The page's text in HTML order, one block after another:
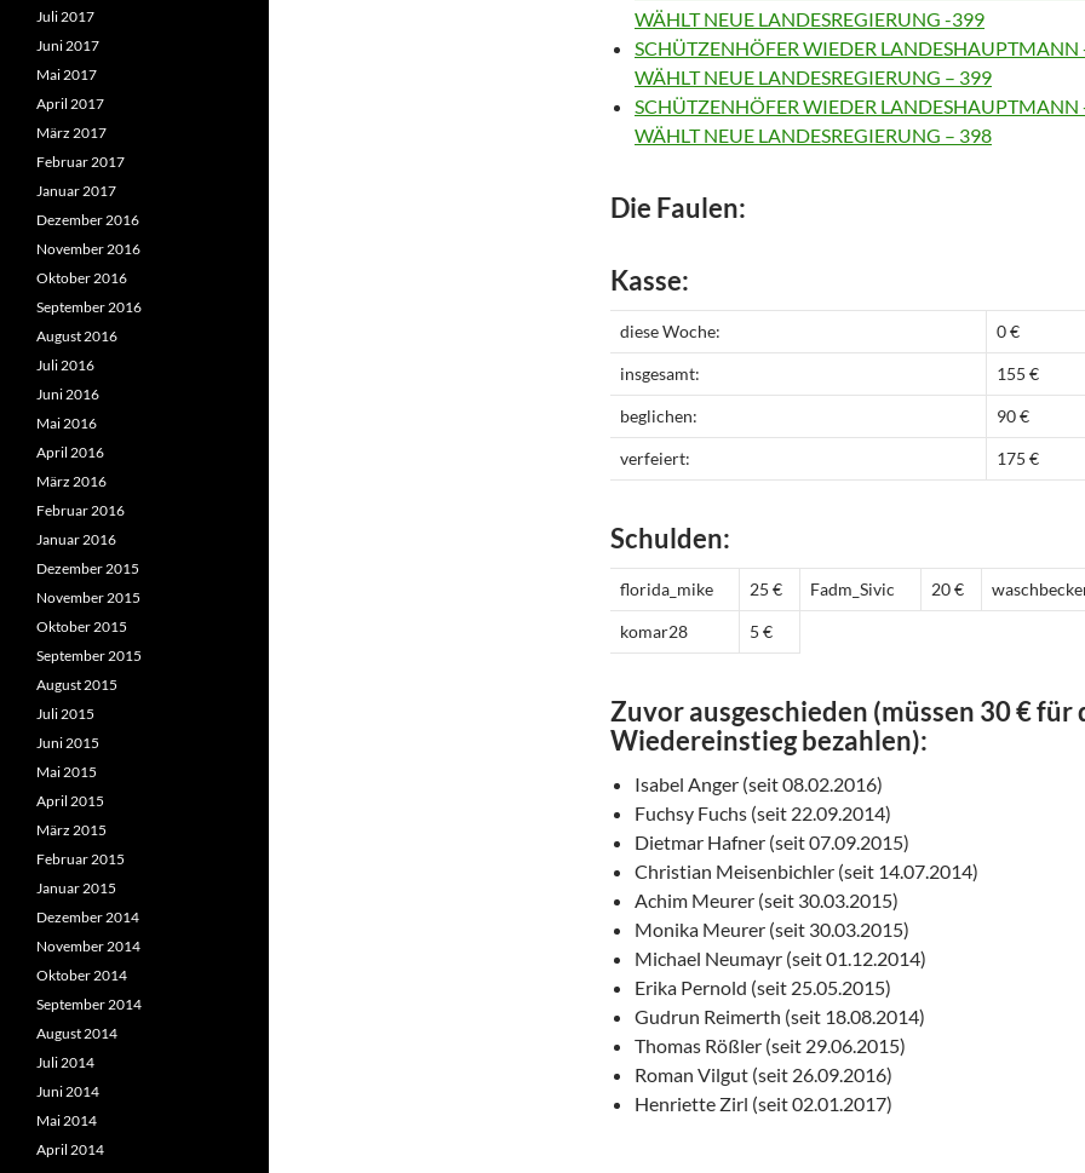
WÄHLT NEUE LANDESREGIERUNG -399
SCHÜTZENHÖFER WIEDER LANDESHAUPTMANN
WÄHLT NEUE LANDESREGIERUNG – 399
SCHÜTZENHÖFER WIEDER LANDESHAUPTMANN
WÄHLT NEUE LANDESREGIERUNG – 398
Die Faulen:
Kasse:
diese Woche: 0 €
insgesamt: 155 €
beglichen: 90 €
verfeiert: 175 €
Schulden:
florida_mike 25 € Fadm_Sivic 20 €
komar28 5 €
Zuvor ausgeschieden (müssen 30 € für
Wiedereinstieg bezahlen):
Isabel Anger (seit 08.02.2016)
Fuchsy Fuchs (seit 22.09.2014)
Dietmar Hafner (seit 07.09.2015)
Christian Meisenbichler (seit 14.07.2014)
Achim Meurer (seit 30.03.2015)
Monika Meurer (seit 30.03.2015)
Michael Neumayr (seit 01.12.2014)
Erika Pernold (seit 25.05.2015)
Gudrun Reimerth (seit 18.08.2014)
Thomas Rößler (seit 29.06.2015)
Roman Vilgut (seit 26.09.2016)
Henriette Zirl (seit 02.01.2017)
Juli 2017
Juni 2017
Mai 2017
April 2017
März 2017
Februar 2017
Januar 2017
Dezember 2016
November 2016
Oktober 2016
September 2016
August 2016
Juli 2016
Juni 2016
Mai 2016
April 2016
März 2016
Februar 2016
Januar 2016
Dezember 2015
November 2015
Oktober 2015
September 2015
August 2015
Juli 2015
Juni 2015
Mai 2015
April 2015
März 2015
Februar 2015
Januar 2015
Dezember 2014
November 2014
Oktober 2014
September 2014
August 2014
Juli 2014
Juni 2014
Mai 2014
April 2014